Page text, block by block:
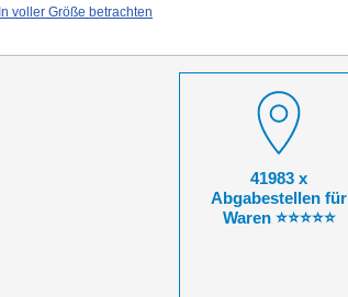
In voller Größe betrachten
41983 x
Abgabestellen für
Waren ⭐⭐⭐⭐⭐